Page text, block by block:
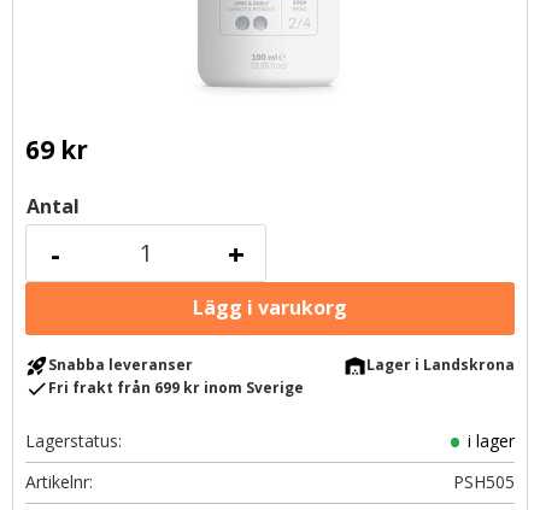
69kr
Antal
+
-
rocket_launchSnabba leveranser warehouseLager i Landskrona
checkFri frakt från 699 kr inom Sverige
Lagerstatus
i lager
Artikelnr
PSH505